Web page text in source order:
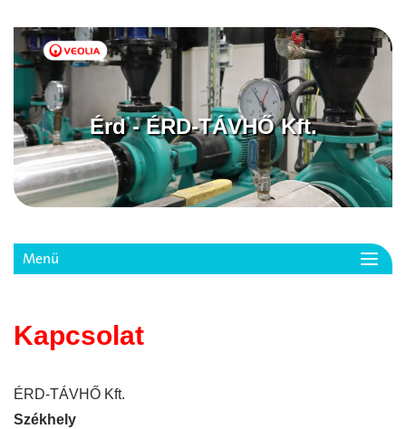
Érd - ÉRD-TÁVHŐ Kft.
Menü
Kapcsolat
ÉRD-TÁVHŐ Kft.
Székhely